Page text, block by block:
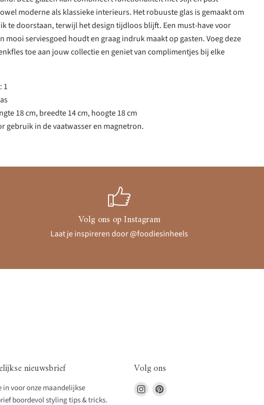
moderne als klassieke interieurs. Het robuuste glas is gemaakt om
te doorstaan, terwijl het design tijdloos blijft. Een must-have voor
mooi serviesgoed houdt en graag indruk maakt op gasten. Voeg deze
toe aan jouw collectie en geniet van complimentjes bij elke
1
18 cm, breedte 14 cm, hoogte 18 cm
gebruik in de vaatwasser en magnetron.
Volg ons op Instagram
Laat je inspireren door @foodiesinheels
nieuwsbrief
in voor onze maandelijkse
boordevol styling tips & tricks.
Volg ons
Vind
ons
Vind